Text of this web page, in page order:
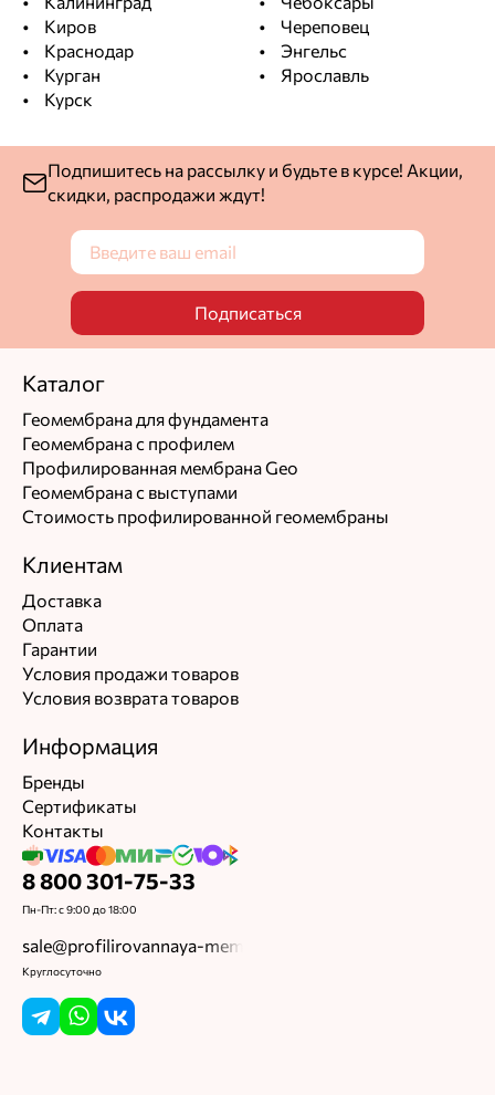
Киров
Краснодар
Курган
Курск
Череповец
Энгельс
Ярославль
Подпишитесь на рассылку и будьте в курсе! Акции,
скидки, распродажи ждут!
Подписаться
Каталог
Геомембрана для фундамента
Геомембрана с профилем
Профилированная мембрана Geo
Геомембрана с выступами
Стоимость профилированной геомембраны
Клиентам
Доставка
Оплата
Гарантии
Условия продажи товаров
Условия возврата товаров
Информация
Бренды
Сертификаты
Контакты
8 800 301-75-33
Пн-Пт: с 9:00 до 18:00
sale@profilirovannaya-membrana.ru
Круглосуточно